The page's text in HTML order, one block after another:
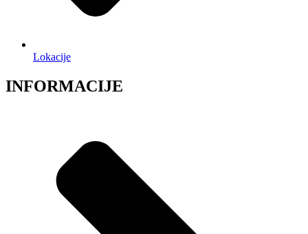
Lokacije
INFORMACIJE